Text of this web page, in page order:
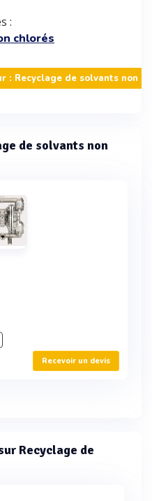
:
chlorés
: Recyclage de solvants non
de solvants non
Recevoir un devis
Recyclage de